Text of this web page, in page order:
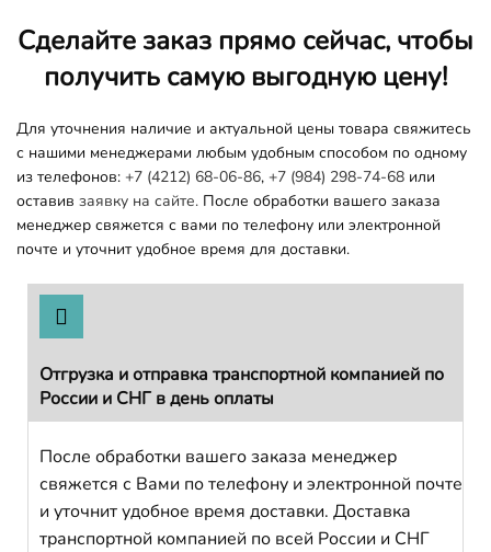
Сделайте заказ прямо сейчас, чтобы
получить самую выгодную цену!
Для уточнения наличие и актуальной цены товара свяжитесь
с нашими менеджерами любым удобным способом по одному
из телефонов: +7 (4212) 68-06-86, +7 (984) 298-74-68 или
оставив заявку на сайте. После обработки вашего заказа
менеджер свяжется с вами по телефону или электронной
почте и уточнит удобное время для доставки.
Отгрузка и отправка транспортной компанией по
России и СНГ в день оплаты
После обработки вашего заказа менеджер
свяжется с Вами по телефону и электронной почте
и уточнит удобное время доставки. Доставка
транспортной компанией по всей России и СНГ